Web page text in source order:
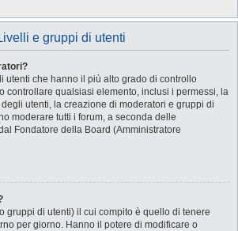
e gruppi di utenti
utenti che hanno il più alto grado di controllo
controllare qualsiasi elemento, inclusi i permessi, la
utenti, la creazione di moderatori e gruppi di
moderare tutti i forum, a seconda delle
Fondatore della Board (Amministratore
gruppi di utenti) il cui compito è quello di tenere
per giorno. Hanno il potere di modificare o